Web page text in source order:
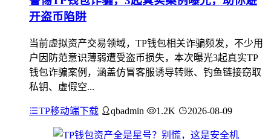
开盗币陷阱
当前虚拟资产交易领域，TP钱包相关诈骗频发，不少用
户因防范意识薄弱遭受盗币损失，本次曝光3起真实TP
钱包诈骗案例，涵盖仿冒客服诱导转账、钓鱼链接窃取
私钥、虚假空...
TP移动端下载 qbadmin 1.2K 2026-08-09